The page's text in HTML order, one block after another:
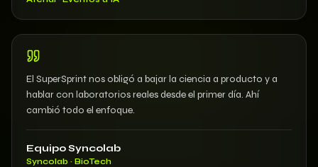
El SuperSprint nos obligó a bajar la ciencia a producto y a
hablar con laboratorios reales desde el primer día. Ahí
cambió todo el enfoque.
Equipo Syncolab
Syncolab · BioTech